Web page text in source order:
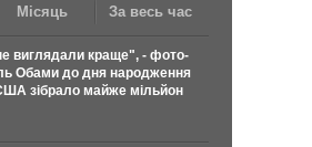
Місяць За весь час
виглядали краще", - фото-
Обами до дня народження
зібрало майже мільйон